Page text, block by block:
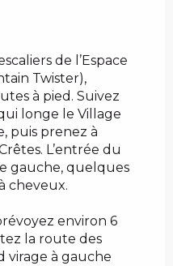
de l’Espace
Twister),
à pied. Suivez
longe le Village
puis prenez à
L’entrée du
gauche, quelques
cheveux.
environ 6
la route des
virage à gauche